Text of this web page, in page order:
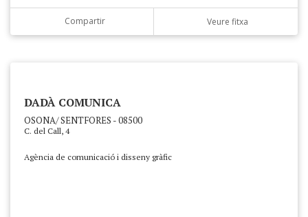
Compartir Veure fitxa
DADÀ COMUNICA
OSONA/ SENTFORES - 08500
C. del Call, 4
Agència de comunicació i disseny gràfic